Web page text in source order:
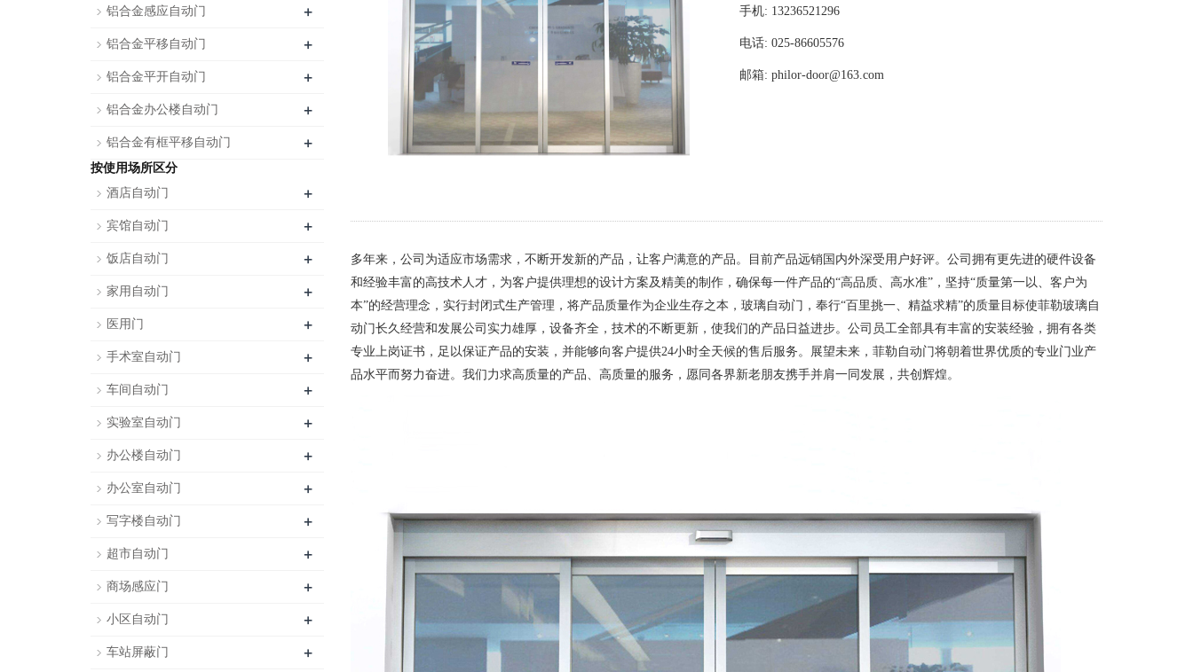
手机: 13236521296
电话: 025-86605576
邮箱: philor-door@163.com
多年来，公司为适应市场需求，不断开发新的产品，让客户满意的产品。目前产品远销国内外深受用户好评。公司拥有更先进的硬件设备
和经验丰富的高技术人才，为客户提供理想的设计方案及精美的制作，确保每一件产品的“高品质、高水准”，坚持“质量第一以、客户为
本”的经营理念，实行封闭式生产管理，将产品质量作为企业生存之本，玻璃自动门，奉行“百里挑一、精益求精”的质量目标使菲勒玻璃自
动门长久经营和发展公司实力雄厚，设备齐全，技术的不断更新，使我们的产品日益进步。公司员工全部具有丰富的安装经验，拥有各类
专业上岗证书，足以保证产品的安装，并能够向客户提供24小时全天候的售后服务。展望未来，菲勒自动门将朝着世界优质的专业门业产
品水平而努力奋进。我们力求高质量的产品、高质量的服务，愿同各界新老朋友携手并肩一同发展，共创辉煌。
铝合金感应自动门 +
铝合金平移自动门 +
铝合金平开自动门 +
铝合金办公楼自动门 +
铝合金有框平移自动门 +
按使用场所区分
酒店自动门
+
宾馆自动门 +
饭店自动门 +
家用自动门 +
医用门 +
手术室自动门 +
车间自动门 +
实验室自动门 +
办公楼自动门 +
办公室自动门 +
写字楼自动门 +
超市自动门 +
商场感应门 +
小区自动门 +
车站屏蔽门 +